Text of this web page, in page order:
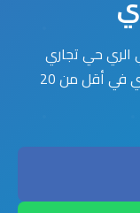
حي تجاري
وسكني متطور. فنيونا بحولي يصلون إلى الري في أقل من 20